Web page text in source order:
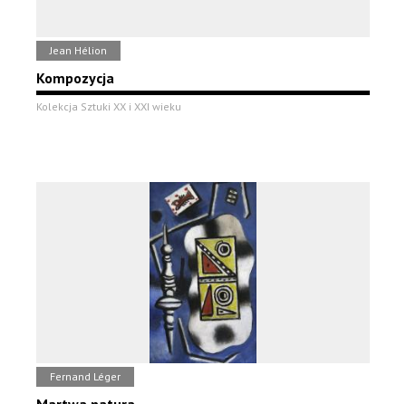
Jean Hélion
Kompozycja
Kolekcja Sztuki XX i XXI wieku
Fernand Léger